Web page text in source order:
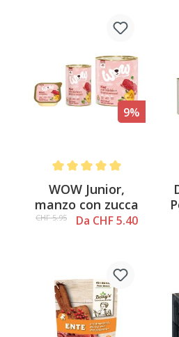
9%
Average rating of 5 out of 5
WOW Junior,
manzo con zucca
CHF 5.95 Da CHF 5.40